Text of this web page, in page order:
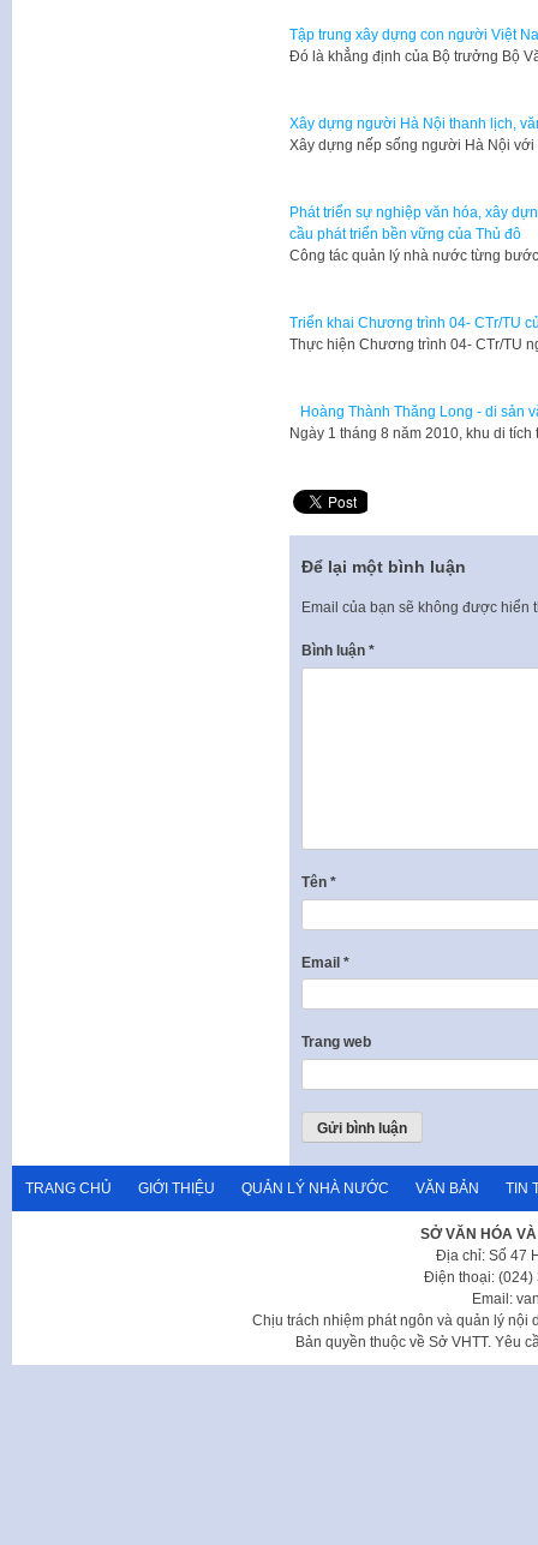
Tập trung xây dựng con người Việt
Đó là khẳng định của Bộ trưởng Bộ
Xây dựng người Hà Nội thanh lịch,
Xây dựng nếp sống người Hà Nội
Phát triển sự nghiệp văn hóa, xây
cầu phát triển bền vững của Thủ đô
Công tác quản lý nhà nước từng
Triển khai Chương trình 04- CTr/TU
Thực hiện Chương trình 04- CTr/TU
Hoàng Thành Thăng Long - di sản
Ngày 1 tháng 8 năm 2010, khu di
Để lại một bình luận
Email của bạn sẽ không được hiển
Bình luận *
Tên *
Email *
Trang web
TRANG CHỦ GIỚI THIỆU QUẢN LÝ NHÀ NƯỚC VĂN BẢN TIN
SỞ VĂN HÓA
Địa chỉ: Số 47
Điện thoại: (024)
Email:
Chịu trách nhiệm phát ngôn và quản lý nội
Bản quyền thuộc về Sở VHTT. Yêu